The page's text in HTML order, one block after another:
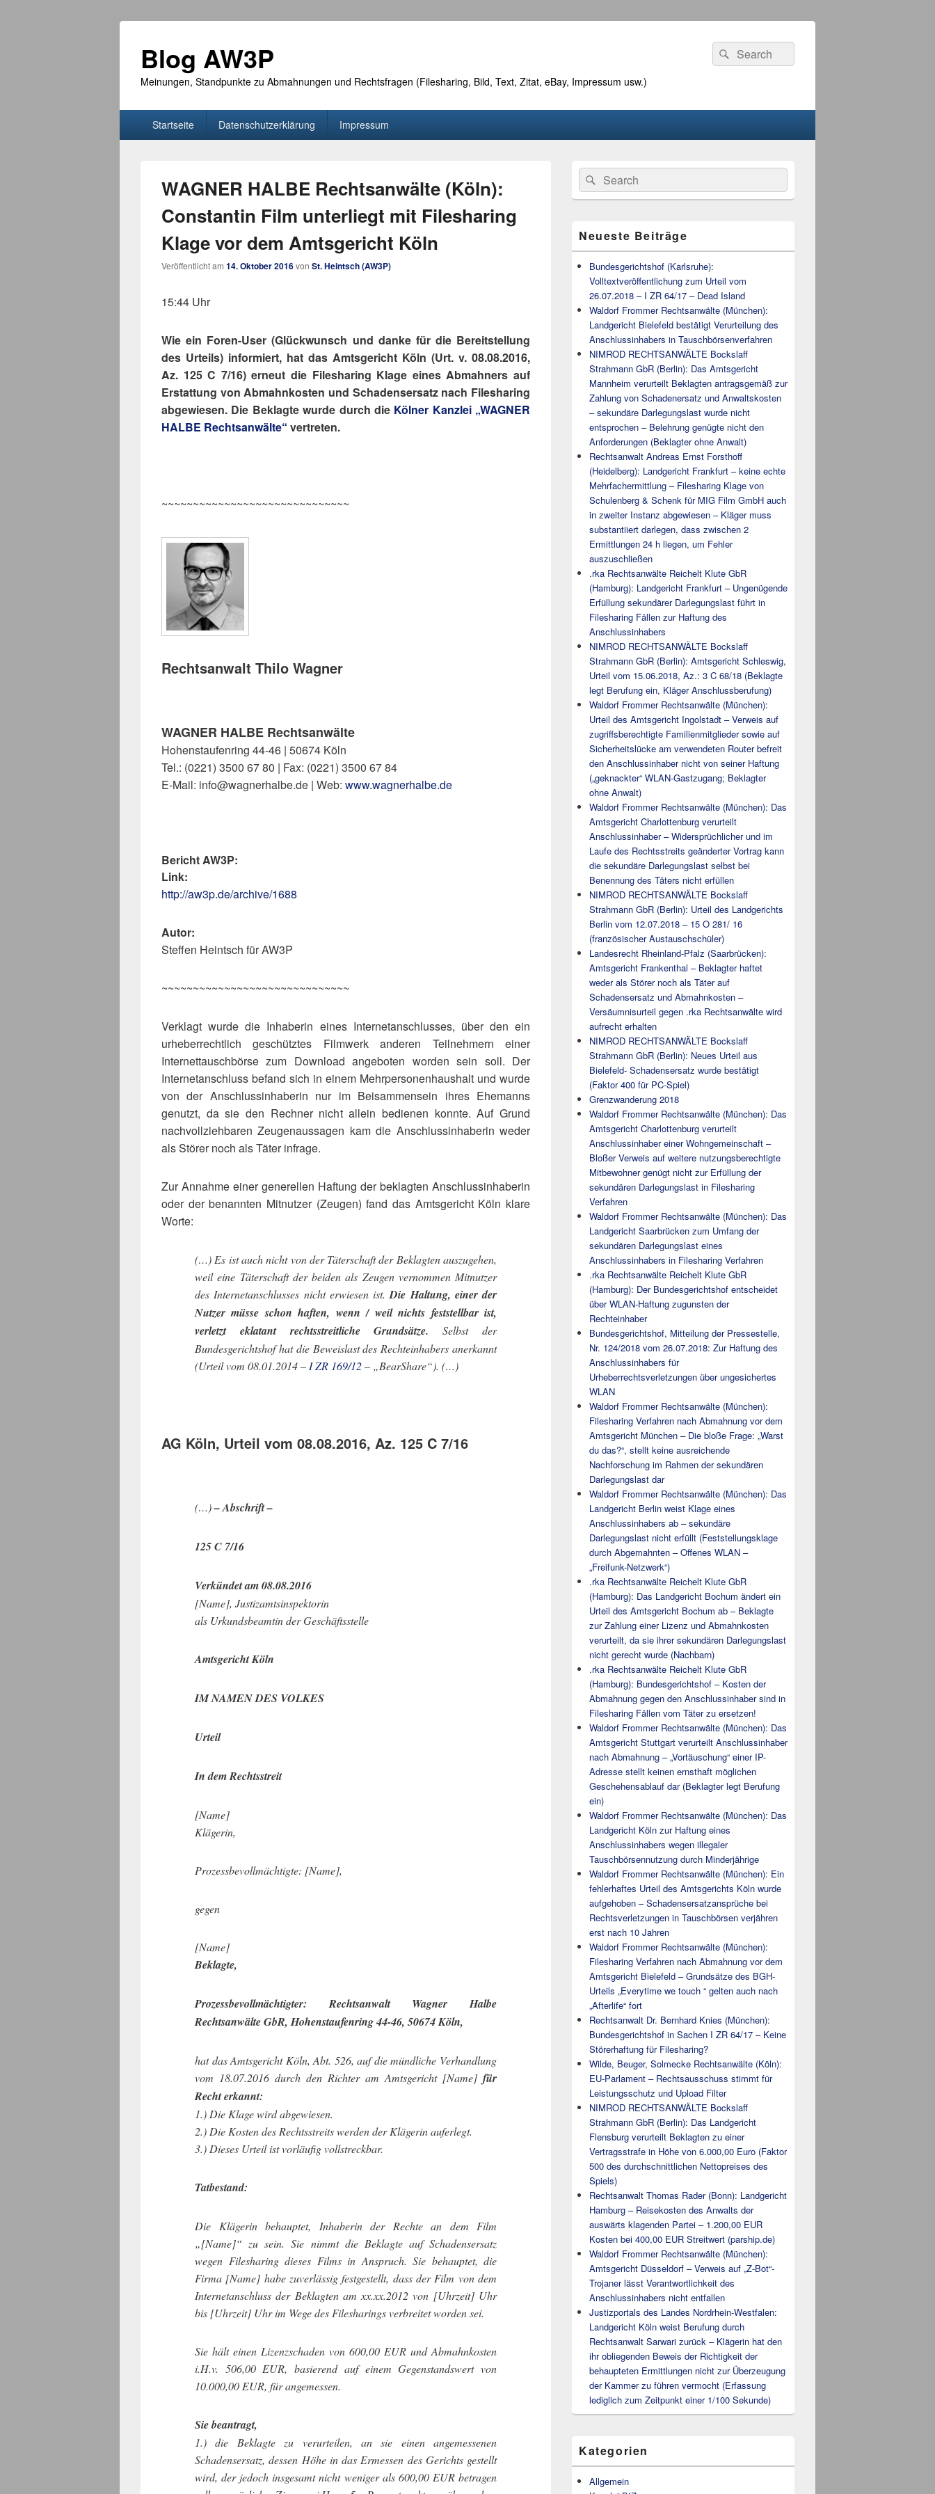
Blog AW3P
Meinungen, Standpunkte zu Abmahnungen und Rechtsfragen (Filesharing, Bild, Text, Zitat, eBay, Impressum usw.)
Search
for:
Suche
HauptmenüStartseite Datenschutzerklärung Impressum
WAGNER HALBE Rechtsanwälte (Köln):
Constantin Film unterliegt mit Filesharing
Klage vor dem Amtsgericht Köln
Veröffentlicht am 14. Oktober 2016von St. Heintsch (AW3P)
15:44 Uhr
Wie ein Foren-User (Glückwunsch und danke für die Bereitstellung
des Urteils) informiert, hat das Amtsgericht Köln (Urt. v. 08.08.2016,
Az. 125 C 7/16) erneut die Filesharing Klage eines Abmahners auf
Erstattung von Abmahnkosten und Schadensersatz nach Filesharing
abgewiesen. Die Beklagte wurde durch die Kölner Kanzlei „WAGNER
HALBE Rechtsanwälte“ vertreten.
~~~~~~~~~~~~~~~~~~~~~~~~~~~~~~
Rechtsanwalt Thilo Wagner
WAGNER HALBE Rechtsanwälte
Hohenstaufenring 44-46 | 50674 Köln
Tel.: (0221) 3500 67 80 | Fax: (0221) 3500 67 84
E-Mail: info@wagnerhalbe.de | Web: www.wagnerhalbe.de
Bericht AW3P:
Link:
http://aw3p.de/archive/1688
Autor:
Steffen Heintsch für AW3P
~~~~~~~~~~~~~~~~~~~~~~~~~~~~~~
Verklagt wurde die Inhaberin eines Internetanschlusses, über den ein
urheberrechtlich geschütztes Filmwerk anderen Teilnehmern einer
Internettauschbörse zum Download angeboten worden sein soll. Der
Internetanschluss befand sich in einem Mehrpersonenhaushalt und wurde
von der Anschlussinhaberin nur im Beisammensein ihres Ehemanns
genutzt, da sie den Rechner nicht allein bedienen konnte. Auf Grund
nachvollziehbaren Zeugenaussagen kam die Anschlussinhaberin weder
als Störer noch als Täter infrage.
Zur Annahme einer generellen Haftung der beklagten Anschlussinhaberin
oder der benannten Mitnutzer (Zeugen) fand das Amtsgericht Köln klare
Worte:
(…) Es ist auch nicht von der Täterschaft der Beklagten auszugehen,
weil eine Täterschaft der beiden als Zeugen vernommen Mitnutzer
des Internetanschlusses nicht erwiesen ist.Die Haltung, einer der
Nutzer müsse schon haften, wenn / weil nichts feststellbar ist,
verletzt eklatant rechtsstreitliche Grundsätze.Selbst der
Bundesgerichtshof hat die Beweislast des Rechteinhabers anerkannt
(Urteil vom 08.01.2014 –I ZR 169/12– „BearShare“). (…)
AG Köln, Urteil vom 08.08.2016, Az. 125 C 7/16
(…)– Abschrift –
125 C 7/16
Verkündet am 08.08.2016
[Name], Justizamtsinspektorin
als Urkundsbeamtin der Geschäftsstelle
Amtsgericht Köln
IM NAMEN DES VOLKES
Urteil
In dem Rechtsstreit
[Name]
Klägerin,
Prozessbevollmächtigte: [Name],
gegen
[Name]
Beklagte,
Prozessbevollmächtigter: Rechtsanwalt Wagner Halbe
Rechtsanwälte GbR, Hohenstaufenring 44-46, 50674 Köln,
hat das Amtsgericht Köln, Abt. 526, auf die mündliche Verhandlung
vom 18.07.2016 durch den Richter am Amtsgericht [Name] für
Recht erkannt:
1.) Die Klage wird abgewiesen.
2.) Die Kosten des Rechtsstreits werden der Klägerin auferlegt.
3.) Dieses Urteil ist vorläufig vollstreckbar.
Tatbestand:
Die Klägerin behauptet, Inhaberin der Rechte an dem Film
„[Name]“ zu sein. Sie nimmt die Beklagte auf Schadensersatz
wegen Filesharing dieses Films in Anspruch. Sie behauptet, die
Firma [Name] habe zuverlässig festgestellt, dass der Film von dem
Internetanschluss der Beklagten am xx.xx.2012 von [Uhrzeit] Uhr
bis [Uhrzeit] Uhr im Wege des Filesharings verbreitet worden sei.
Sie hält einen Lizenzschaden von 600,00 EUR und Abmahnkosten
i.H.v. 506,00 EUR, basierend auf einem Gegenstandswert von
10.000,00 EUR, für angemessen.
Sie beantragt,
1.) die Beklagte zu verurteilen, an sie einen angemessenen
Schadensersatz, dessen Höhe in das Ermessen des Gerichts gestellt
wird, der jedoch insgesamt nicht weniger als 600,00 EUR betragen
Primärer
Seitenleisten
Widget-
Bereich
Search
for:
Suche
Neueste Beiträge
Bundesgerichtshof (Karlsruhe):
Volltextveröffentlichung zum Urteil vom
26.07.2018 – I ZR 64/17 – Dead Island
Waldorf Frommer Rechtsanwälte (München):
Landgericht Bielefeld bestätigt Verurteilung des
Anschlussinhabers in Tauschbörsenverfahren
NIMROD RECHTSANWÄLTE Bockslaff
Strahmann GbR (Berlin): Das Amtsgericht
Mannheim verurteilt Beklagten antragsgemäß zur
Zahlung von Schadenersatz und Anwaltskosten
– sekundäre Darlegungslast wurde nicht
entsprochen – Belehrung genügte nicht den
Anforderungen (Beklagter ohne Anwalt)
Rechtsanwalt Andreas Ernst Forsthoff
(Heidelberg): Landgericht Frankfurt – keine echte
Mehrfachermittlung – Filesharing Klage von
Schulenberg & Schenk für MIG Film GmbH auch
in zweiter Instanz abgewiesen – Kläger muss
substantiiert darlegen, dass zwischen 2
Ermittlungen 24 h liegen, um Fehler
auszuschließen
.rka Rechtsanwälte Reichelt Klute GbR
(Hamburg): Landgericht Frankfurt – Ungenügende
Erfüllung sekundärer Darlegungslast führt in
Filesharing Fällen zur Haftung des
Anschlussinhabers
NIMROD RECHTSANWÄLTE Bockslaff
Strahmann GbR (Berlin): Amtsgericht Schleswig,
Urteil vom 15.06.2018, Az.: 3 C 68/18 (Beklagte
legt Berufung ein, Kläger Anschlussberufung)
Waldorf Frommer Rechtsanwälte (München):
Urteil des Amtsgericht Ingolstadt – Verweis auf
zugriffsberechtigte Familienmitglieder sowie auf
Sicherheitslücke am verwendeten Router befreit
den Anschlussinhaber nicht von seiner Haftung
(„geknackter“ WLAN-Gastzugang; Beklagter
ohne Anwalt)
Waldorf Frommer Rechtsanwälte (München): Das
Amtsgericht Charlottenburg verurteilt
Anschlussinhaber – Widersprüchlicher und im
Laufe des Rechtsstreits geänderter Vortrag kann
die sekundäre Darlegungslast selbst bei
Benennung des Täters nicht erfüllen
NIMROD RECHTSANWÄLTE Bockslaff
Strahmann GbR (Berlin): Urteil des Landgerichts
Berlin vom 12.07.2018 – 15 O 281/ 16
(französischer Austauschschüler)
Landesrecht Rheinland-Pfalz (Saarbrücken):
Amtsgericht Frankenthal – Beklagter haftet
weder als Störer noch als Täter auf
Schadensersatz und Abmahnkosten –
Versäumnisurteil gegen .rka Rechtsanwälte wird
aufrecht erhalten
NIMROD RECHTSANWÄLTE Bockslaff
Strahmann GbR (Berlin): Neues Urteil aus
Bielefeld- Schadensersatz wurde bestätigt
(Faktor 400 für PC-Spiel)
Grenzwanderung 2018
Waldorf Frommer Rechtsanwälte (München): Das
Amtsgericht Charlottenburg verurteilt
Anschlussinhaber einer Wohngemeinschaft –
Bloßer Verweis auf weitere nutzungsberechtigte
Mitbewohner genügt nicht zur Erfüllung der
sekundären Darlegungslast in Filesharing
Verfahren
Waldorf Frommer Rechtsanwälte (München): Das
Landgericht Saarbrücken zum Umfang der
sekundären Darlegungslast eines
Anschlussinhabers in Filesharing Verfahren
.rka Rechtsanwälte Reichelt Klute GbR
(Hamburg): Der Bundesgerichtshof entscheidet
über WLAN-Haftung zugunsten der
Rechteinhaber
Bundesgerichtshof, Mitteilung der Pressestelle,
Nr. 124/2018 vom 26.07.2018: Zur Haftung des
Anschlussinhabers für
Urheberrechtsverletzungen über ungesichertes
WLAN
Waldorf Frommer Rechtsanwälte (München):
Filesharing Verfahren nach Abmahnung vor dem
Amtsgericht München – Die bloße Frage: „Warst
du das?“, stellt keine ausreichende
Nachforschung im Rahmen der sekundären
Darlegungslast dar
Waldorf Frommer Rechtsanwälte (München): Das
Landgericht Berlin weist Klage eines
Anschlussinhabers ab – sekundäre
Darlegungslast nicht erfüllt (Feststellungsklage
durch Abgemahnten – Offenes WLAN –
„Freifunk-Netzwerk“)
.rka Rechtsanwälte Reichelt Klute GbR
(Hamburg): Das Landgericht Bochum ändert ein
Urteil des Amtsgericht Bochum ab – Beklagte
zur Zahlung einer Lizenz und Abmahnkosten
verurteilt, da sie ihrer sekundären Darlegungslast
nicht gerecht wurde (Nachbarn)
.rka Rechtsanwälte Reichelt Klute GbR
(Hamburg): Bundesgerichtshof – Kosten der
Abmahnung gegen den Anschlussinhaber sind in
Filesharing Fällen vom Täter zu ersetzen!
Waldorf Frommer Rechtsanwälte (München): Das
Amtsgericht Stuttgart verurteilt Anschlussinhaber
nach Abmahnung – „Vortäuschung“ einer IP-
Adresse stellt keinen ernsthaft möglichen
Geschehensablauf dar (Beklagter legt Berufung
ein)
Waldorf Frommer Rechtsanwälte (München): Das
Landgericht Köln zur Haftung eines
Anschlussinhabers wegen illegaler
Tauschbörsennutzung durch Minderjährige
Waldorf Frommer Rechtsanwälte (München): Ein
fehlerhaftes Urteil des Amtsgerichts Köln wurde
aufgehoben – Schadensersatzansprüche bei
Rechtsverletzungen in Tauschbörsen verjähren
erst nach 10 Jahren
Waldorf Frommer Rechtsanwälte (München):
Filesharing Verfahren nach Abmahnung vor dem
Amtsgericht Bielefeld – Grundsätze des BGH-
Urteils „Everytime we touch “ gelten auch nach
„Afterlife“ fort
Rechtsanwalt Dr. Bernhard Knies (München):
Bundesgerichtshof in Sachen I ZR 64/17 – Keine
Störerhaftung für Filesharing?
Wilde, Beuger, Solmecke Rechtsanwälte (Köln):
EU-Parlament – Rechtsausschuss stimmt für
Leistungsschutz und Upload Filter
NIMROD RECHTSANWÄLTE Bockslaff
Strahmann GbR (Berlin): Das Landgericht
Flensburg verurteilt Beklagten zu einer
Vertragsstrafe in Höhe von 6.000,00 Euro (Faktor
500 des durchschnittlichen Nettopreises des
Spiels)
Rechtsanwalt Thomas Rader (Bonn): Landgericht
Hamburg – Reisekosten des Anwalts der
auswärts klagenden Partei – 1.200,00 EUR
Kosten bei 400,00 EUR Streitwert (parship.de)
Waldorf Frommer Rechtsanwälte (München):
Amtsgericht Düsseldorf – Verweis auf „Z-Bot“-
Trojaner lässt Verantwortlichkeit des
Anschlussinhabers nicht entfallen
Justizportals des Landes Nordrhein-Westfalen:
Landgericht Köln weist Berufung durch
Rechtsanwalt Sarwari zurück – Klägerin hat den
ihr obliegenden Beweis der Richtigkeit der
behaupteten Ermittlungen nicht zur Überzeugung
der Kammer zu führen vermocht (Erfassung
lediglich zum Zeitpunkt einer 1/100 Sekunde)
Kategorien
Allgemein